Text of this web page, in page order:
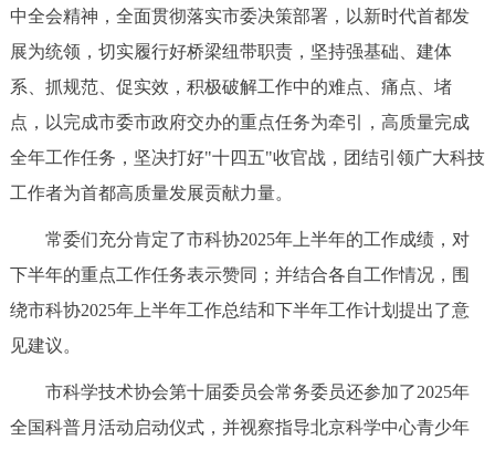
参与调查 在线访谈 图说互动
北京概况 十六区概览 人文北京
绿色北京 图说北京
多语种
ENGLISH 한국어 日本語
ESPAÑOL العربية PORTUGUÊS
中全会精神，全面贯彻落实市委决策部署，以新时代首都发
展为统领，切实履行好桥梁纽带职责，坚持强基础、建体
系、抓规范、促实效，积极破解工作中的难点、痛点、堵
点，以完成市委市政府交办的重点任务为牵引，高质量完成
全年工作任务，坚决打好"十四五"收官战，团结引领广大科技
工作者为首都高质量发展贡献力量。
常委们充分肯定了市科协2025年上半年的工作成绩，对
下半年的重点工作任务表示赞同；并结合各自工作情况，围
绕市科协2025年上半年工作总结和下半年工作计划提出了意
见建议。
市科学技术协会第十届委员会常务委员还参加了2025年
全国科普月活动启动仪式，并视察指导北京科学中心青少年